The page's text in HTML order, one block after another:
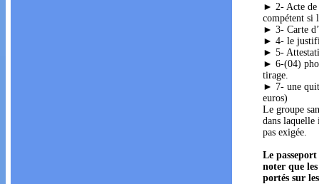
► 2- Acte de
compétent si
► 3- Carte
► 4- le
► 5-
► 6-(04)
tirage.
► 7- une
euros)
Le groupe
dans laquelle
pas exigée.
Le
noter que
portés sur